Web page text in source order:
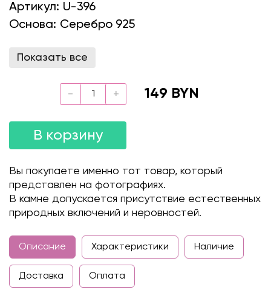
Артикул: U-396
Основа: Серебро 925
Показать все
149 BYN
В корзину
Вы покупаете именно тот товар, который
представлен на фотографиях.
В камне допускается присутствие естественных
природных включений и неровностей.
Описание Характеристики Наличие
Доставка Оплата